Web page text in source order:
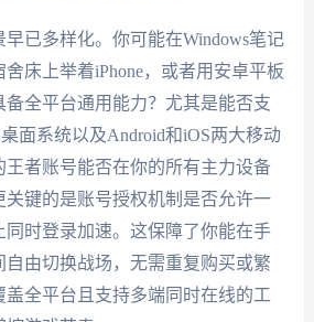
已多样化。你可能在Windows笔记
床上举着iPhone，或者用安卓平板
全平台通用能力？尤其是能否支
桌面系统以及Android和iOS两大移动
者账号能否在你的所有主力设备
关键的是账号授权机制是否允许一
同时登录加速。这保障了你能在手
由切换战场，无需重复购买或繁
盖全平台且支持多端同时在线的工